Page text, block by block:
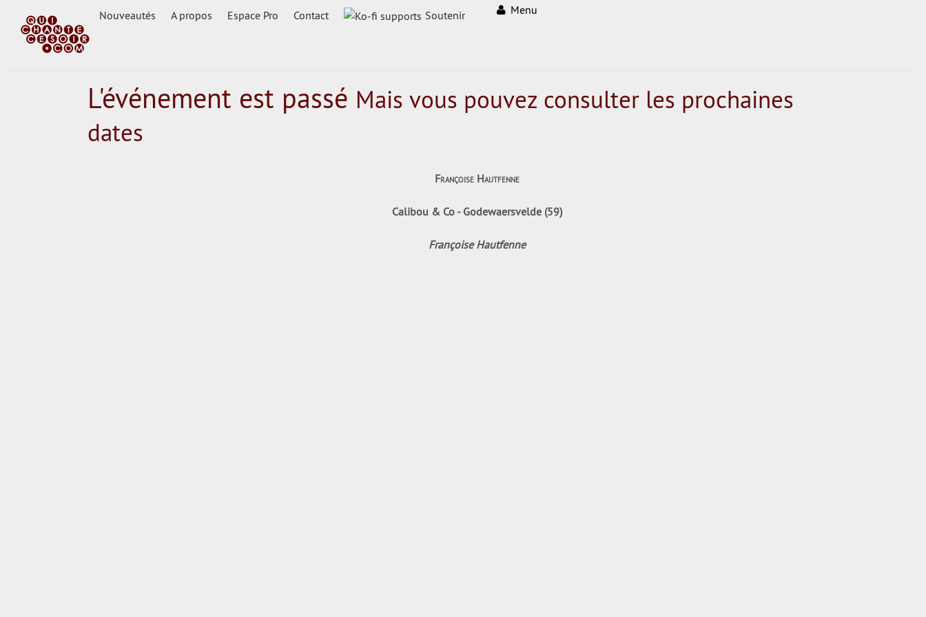
Nouveautés A propos Espace Pro Contact Soutenir Menu
L'événement est passé Mais vous pouvez consulter les prochaines
dates
Françoise Hautfenne
Calibou & Co - Godewaersvelde (59)
Françoise Hautfenne